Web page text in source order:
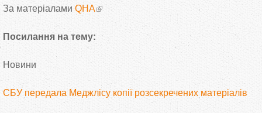
За матеріалами QHA
Посилання на тему:
Новини
СБУ передала Меджлісу копії розсекречених матеріалів